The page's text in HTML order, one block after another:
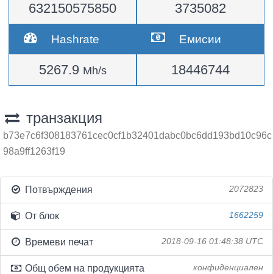
632150575850 3735082
Hashrate
5267.9 Mh/s
Емисии
18446744
транзакция
b73e7c6f308183761cec0cf1b32401dabc0bc6dd193bd10c96c
98a9ff1263f19
Потвърждения 2072823
От блок 1662259
Времеви печат 2018-09-16 01:48:38 UTC
Общ обем на продукцията конфиденциален